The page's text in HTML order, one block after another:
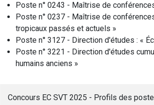
Poste n° 0243 - Maîtrise de
Poste n° 0237 - Maîtrise de
tropicaux passés et actuels »
Poste n° 3127 - Direction d'études : «
Poste n° 3221 - Direction d'études
humains anciens »
Concours EC SVT 2025 - Profils des